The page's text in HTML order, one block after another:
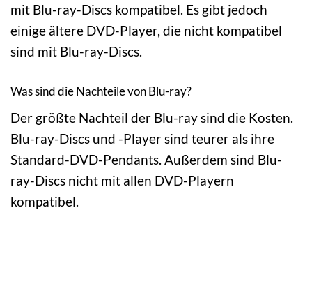
mit Blu-ray-Discs kompatibel. Es gibt jedoch
einige ältere DVD-Player, die nicht kompatibel
sind mit Blu-ray-Discs.
Was sind die Nachteile von Blu-ray?
Der größte Nachteil der Blu-ray sind die Kosten.
Blu-ray-Discs und -Player sind teurer als ihre
Standard-DVD-Pendants. Außerdem sind Blu-
ray-Discs nicht mit allen DVD-Playern
kompatibel.